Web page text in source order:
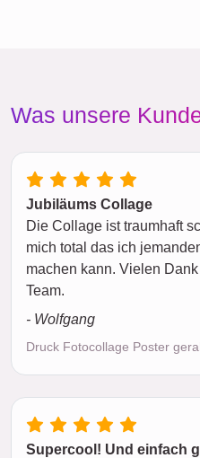
Was unsere
Jubiläums Collage
Die Collage ist traumhaft
mich total das ich
machen kann. Vielen
Team.
- Wolfgang
Druck Fotocollage Poster
Supercool! Und einfach